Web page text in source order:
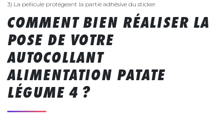
3) La pellicule protégeant la partie adhésive du sticker
COMMENT BIEN RÉALISER LA
POSE DE VOTRE
AUTOCOLLANT
ALIMENTATION PATATE
LÉGUME 4 ?